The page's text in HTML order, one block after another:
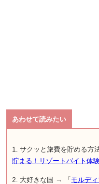
1. サクッと旅費を貯める方
貯まる！リゾートバイト体
2. 大好きな国 → 「モルデ